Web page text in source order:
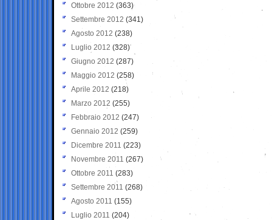
Ottobre 2012 (363)
Settembre 2012 (341)
Agosto 2012 (238)
Luglio 2012 (328)
Giugno 2012 (287)
Maggio 2012 (258)
Aprile 2012 (218)
Marzo 2012 (255)
Febbraio 2012 (247)
Gennaio 2012 (259)
Dicembre 2011 (223)
Novembre 2011 (267)
Ottobre 2011 (283)
Settembre 2011 (268)
Agosto 2011 (155)
Luglio 2011 (204)